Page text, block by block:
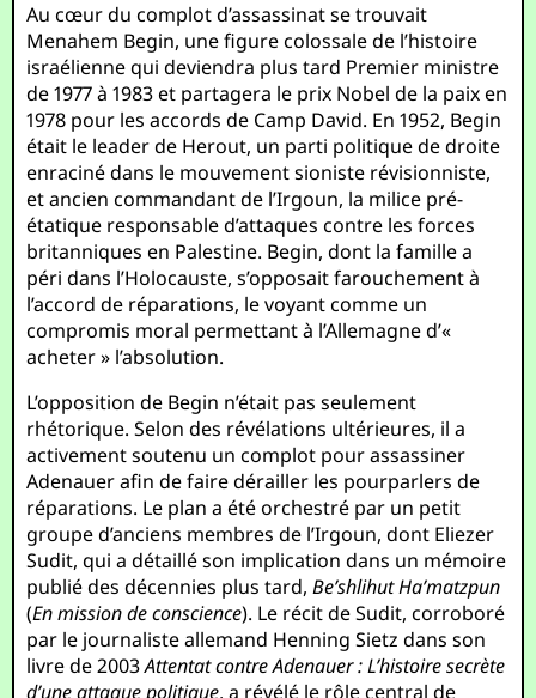
Au cœur du complot d’assassinat se trouvait
Menahem Begin, une figure colossale de l’histoire
israélienne qui deviendra plus tard Premier ministre
de 1977 à 1983 et partagera le prix Nobel de la paix en
1978 pour les accords de Camp David. En 1952, Begin
était le leader de Herout, un parti politique de droite
enraciné dans le mouvement sioniste révisionniste,
et ancien commandant de l’Irgoun, la milice pré-
étatique responsable d’attaques contre les forces
britanniques en Palestine. Begin, dont la famille a
péri dans l’Holocauste, s’opposait farouchement à
l’accord de réparations, le voyant comme un
compromis moral permettant à l’Allemagne d’«
acheter » l’absolution.
L’opposition de Begin n’était pas seulement
rhétorique. Selon des révélations ultérieures, il a
activement soutenu un complot pour assassiner
Adenauer afin de faire dérailler les pourparlers de
réparations. Le plan a été orchestré par un petit
groupe d’anciens membres de l’Irgoun, dont Eliezer
Sudit, qui a détaillé son implication dans un mémoire
publié des décennies plus tard,Be’shlihut Ha’matzpun
(En mission de conscience). Le récit de Sudit, corroboré
par le journaliste allemand Henning Sietz dans son
livre de 2003Attentat contre Adenauer : L’histoire secrète
d’une attaque politique, a révélé le rôle central de